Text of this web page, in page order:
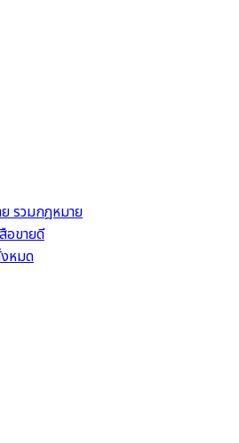
รวมกฎหมาย
ขายดี
หมด